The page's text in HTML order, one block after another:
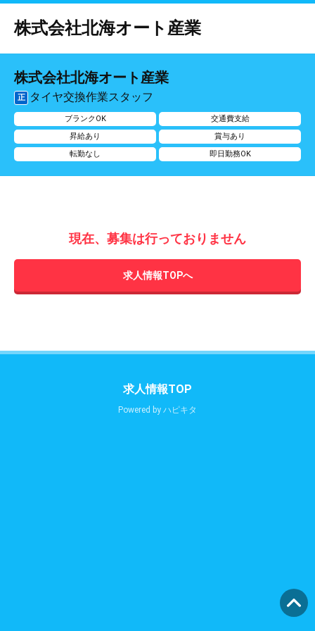
株式会社北海オート産業
株式会社北海オート産業
正 タイヤ交換作業スタッフ
ブランクOK
交通費支給
昇給あり
賞与あり
転勤なし
即日勤務OK
現在、募集は行っておりません
求人情報TOPへ
求人情報TOP
Powered by ハピキタ